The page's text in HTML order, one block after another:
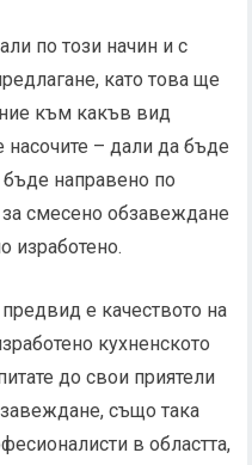
по този начин и с
като това ще
към какъв вид
– дали да бъде
направено по
смесено обзавеждане
изработено.
е качеството на
кухненското
до свои приятели
също така
в областта,